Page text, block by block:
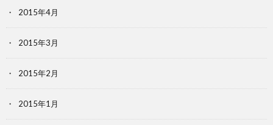
2015年4月
2015年3月
2015年2月
2015年1月